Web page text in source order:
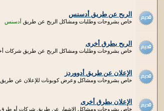
الربح عن طريق أدسنس
خاص بشروحات وطلبات ومشاكل الربح عن طريق أدسنس
الربح بطرق أخرى
خاص بشروحات وطلبات ومشاكل الربح عن طريق شركات
الإعلان عن طريق أدووردز
خاص بشروحات ومشاكل وعرض كوبونات للإعلان عن طريق
الإعلان بطرق أخرى
خاص بشروحات ومشاكل الإشهار عن طريق شركات أو